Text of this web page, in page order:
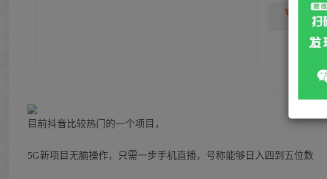
黄金会员
目前抖音比较热门的一个项目，
5G新项目无脑操作，只需一步手机直播，号称能够日入四到五位数